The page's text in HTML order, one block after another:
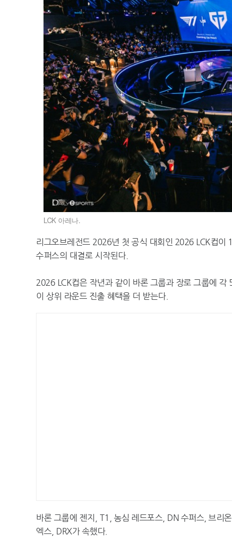
LCK 아레나.
리그오브레전드 2026년 첫 공식 대회인 2026 LCK컵이
수퍼스의 대결로 시작된다.
2026 LCK컵은 작년과 같이 바론 그룹과 장로 그룹에
이 상위 라운드 진출 혜택을 더 받는다.
바론 그룹에 젠지, T1, 농심 레드포스, DN 수퍼스, 브리
엑스, DRX가 속했다.